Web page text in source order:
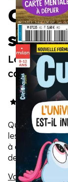
Les
captivantes.
4.8/5
Que l'aventure
les réponses à
à observer,
deviennent des
Voir la